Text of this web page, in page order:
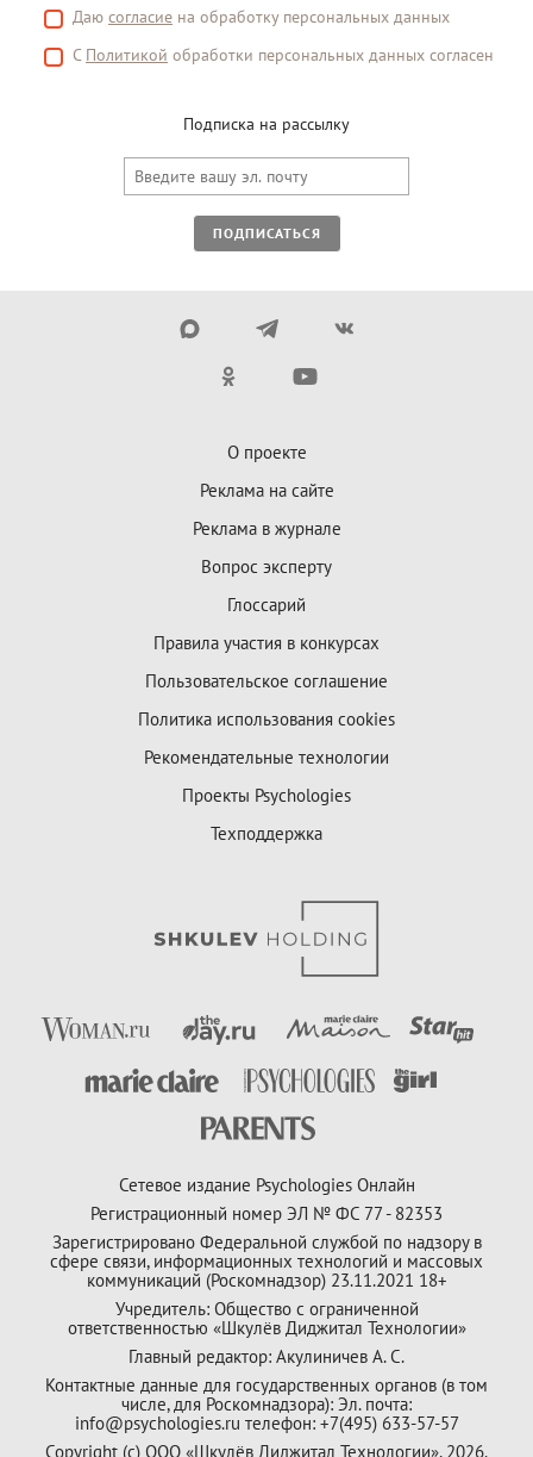
Даю согласие на обработку персональных данных
С Политикой обработки персональных данных согласен
Подписка на рассылку
ПОДПИСАТЬСЯ
О проекте
Реклама на сайте
Реклама в журнале
Вопрос эксперту
Глоссарий
Правила участия в конкурсах
Пользовательское соглашение
Политика использования cookies
Рекомендательные технологии
Проекты Psychologies
Техподдержка
Сетевое издание Psychologies Онлайн
Регистрационный номер ЭЛ № ФС 77 - 82353
Зарегистрировано Федеральной службой по надзору в
сфере связи, информационных технологий и массовых
коммуникаций (Роскомнадзор) 23.11.2021 18+
Учредитель: Общество с ограниченной
ответственностью «Шкулёв Диджитал Технологии»
Главный редактор: Акулиничев А. С.
Контактные данные для государственных органов (в том
числе, для Роскомнадзора): Эл. почта:
info@psychologies.ru телефон: +7(495) 633-57-57
Copyright (с) ООО «Шкулёв Диджитал Технологии», 2026.